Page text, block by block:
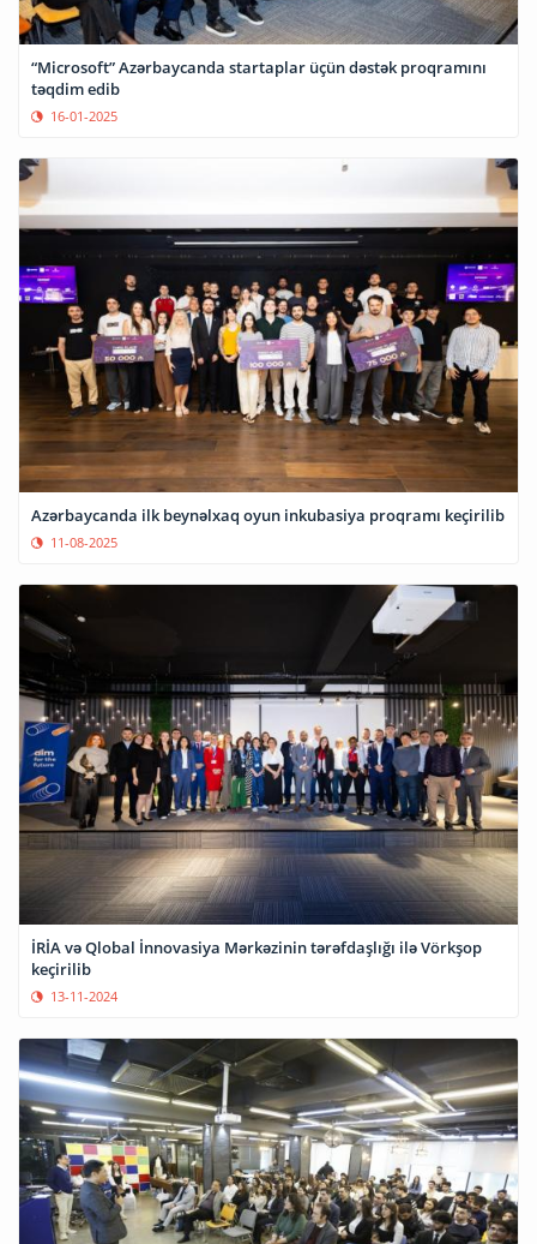
“Microsoft” Azərbaycanda startaplar üçün dəstək proqramını
təqdim edib
16-01-2025
Azərbaycanda ilk beynəlxaq oyun inkubasiya proqramı keçirilib
11-08-2025
İRİA və Qlobal İnnovasiya Mərkəzinin tərəfdaşlığı ilə Vörkşop
keçirilib
13-11-2024